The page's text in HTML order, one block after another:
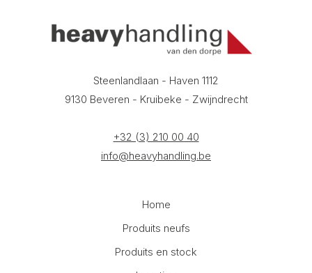
Steenlandlaan - Haven 1112
9130 Beveren - Kruibeke - Zwijndrecht
+32 (3) 210 00 40
info@heavyhandling.be
Home
Produits neufs
Produits en stock